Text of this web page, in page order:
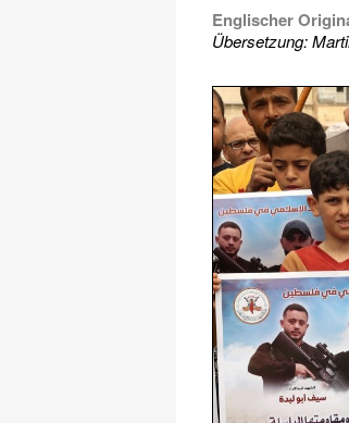
Englischer
Übersetzung: